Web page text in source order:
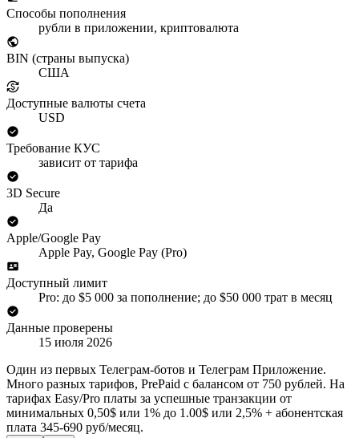
Способы пополнения
рубли в приложении, криптовалюта
BIN (страны выпуска)
США
Доступные валюты счета
USD
Требование КУС
зависит от тарифа
3D Secure
Да
Apple/Google Pay
Apple Pay, Google Pay (Pro)
Доступный лимит
Pro: до $5 000 за пополнение; до $50 000 трат в месяц
Данные проверены
15 июля 2026
Один из первых Телеграм-ботов и Телеграм Приложение.
Много разных тарифов, PrePaid c балансом от 750 рублей. На
тарифах Easy/Pro платы за успешные транзакции от
минимальных 0,50$ или 1% до 1.00$ или 2,5% + абонентская
плата 345-690 руб/месяц.